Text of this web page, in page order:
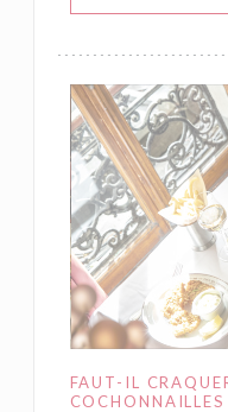
FAUT-IL